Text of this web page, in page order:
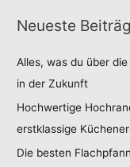
Neueste
Alles, was du über
in der Zukunft
Hochwertige
erstklassige
Die besten